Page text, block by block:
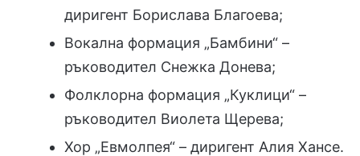
диригент Борислава Благоева;
Вокална формация „Бамбини“ –
ръководител Снежка Донева;
Фолклорна формация „Куклици“ –
ръководител Виолета Щерева;
Хор „Евмолпея“ – диригент Алия Хансе.